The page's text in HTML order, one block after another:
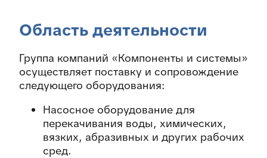
Область деятельности
Группа компаний «Компоненты и системы»
осуществляет поставку и сопровождение
следующего оборудования:
Насосное оборудование для
перекачивания воды, химических,
вязких, абразивных и других рабочих
сред.